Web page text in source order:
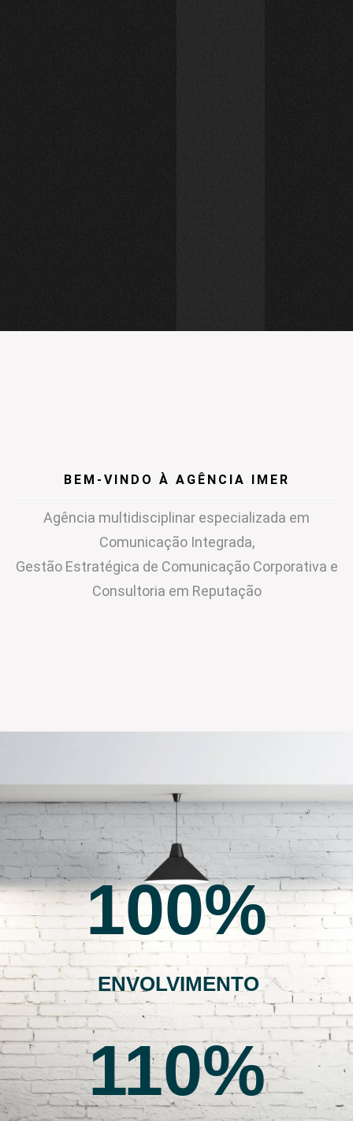
BEM-VINDO À AGÊNCIA IMER
Agência multidisciplinar especializada em
Comunicação Integrada,
Gestão Estratégica de Comunicação Corporativa e
Consultoria em Reputação
100
ENVOLVIMENTO
110